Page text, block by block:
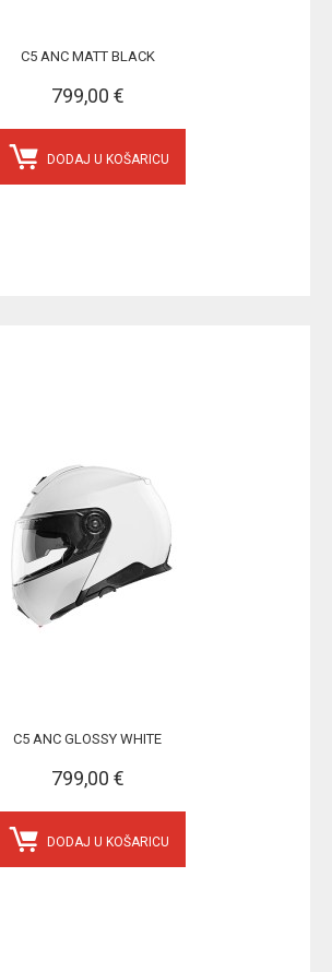
C5 ANC MATT BLACK
799,00 €
DODAJ U KOŠARICU
C5 ANC GLOSSY WHITE
799,00 €
DODAJ U KOŠARICU